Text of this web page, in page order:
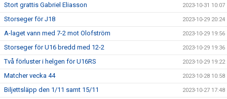
Stort grattis Gabriel Eliasson 2023-10-31 10:07
Storseger för J18 2023-10-29 20:24
A-laget vann med 7-2 mot Olofström 2023-10-29 19:56
Storseger för U16 bredd med 12-2 2023-10-29 19:36
Två förluster i helgen för U16RS 2023-10-29 19:22
Matcher vecka 44 2023-10-28 10:58
Biljettsläpp den 1/11 samt 15/11 2023-10-27 17:48